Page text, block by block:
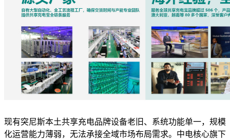
现有突尼斯本土共享充电品牌设备老旧、系统功能单一，规模
化运营能力薄弱，无法承接全域市场布局需求。中电核心旗下